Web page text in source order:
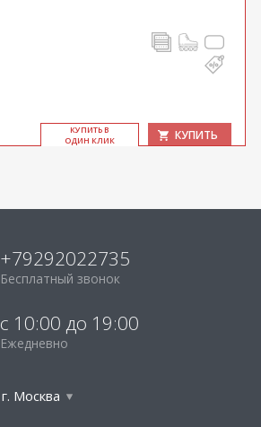
КУ­ПИТЬ В
ОДИН КЛИК
КУПИТЬ
+79292022735
Бесплатный звонок
с 10:00 до 19:00
Ежедневно
г. Москва